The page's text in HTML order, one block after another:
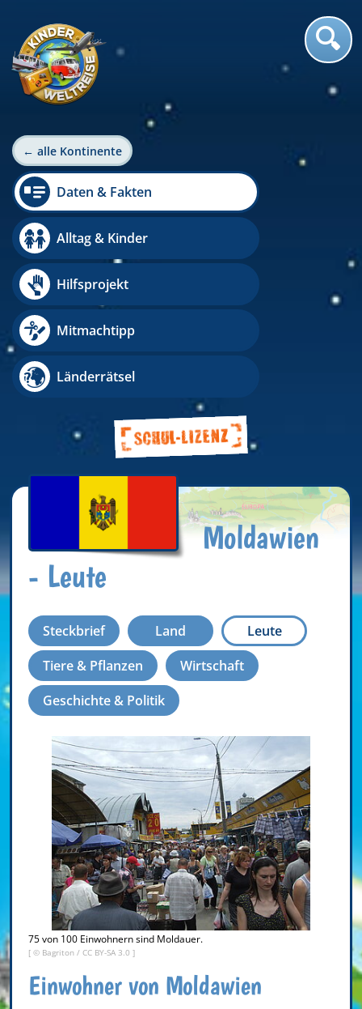
← alle Kontinente
Daten & Fakten
Alltag & Kinder
Hilfsprojekt
Mitmachtipp
Länderrätsel
Moldawien
- Leute
Steckbrief Land
Leute
Tiere & Pflanzen
Wirtschaft
Geschichte & Politik
75 von 100 Einwohnern sind Moldauer.
[ © Bagriton / CC BY-SA 3.0 ]
Einwohner von Moldawien